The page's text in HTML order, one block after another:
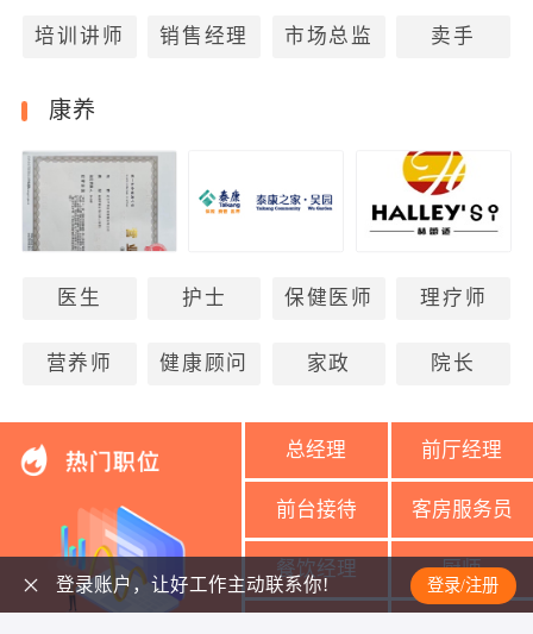
培训讲师 销售经理 市场总监 卖手
康养
医生 护士 保健医师 理疗师
营养师 健康顾问 家政 院长
总经理 前厅经理
前台接待 客房服务员
餐饮经理 厨师
登录账户，让好工作主动联系你! 登录/注册